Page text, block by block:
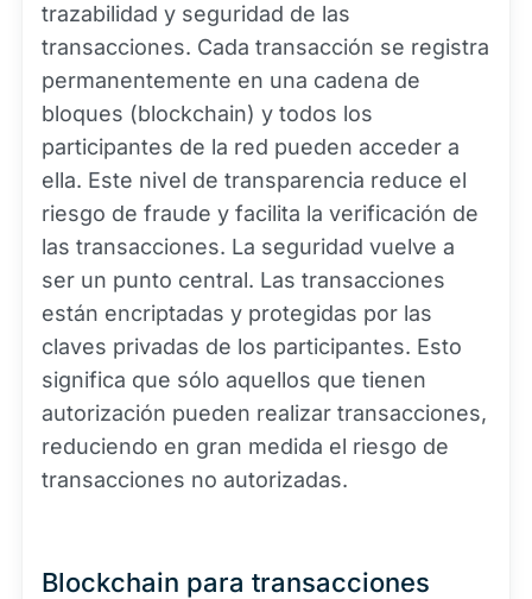
trazabilidad y seguridad de las
transacciones. Cada transacción se registra
permanentemente en una cadena de
bloques (blockchain) y todos los
participantes de la red pueden acceder a
ella. Este nivel de transparencia reduce el
riesgo de fraude y facilita la verificación de
las transacciones. La seguridad vuelve a
ser un punto central. Las transacciones
están encriptadas y protegidas por las
claves privadas de los participantes. Esto
significa que sólo aquellos que tienen
autorización pueden realizar transacciones,
reduciendo en gran medida el riesgo de
transacciones no autorizadas.
Blockchain para transacciones